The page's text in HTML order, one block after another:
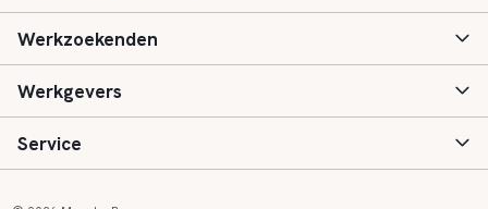
Basisonderwijs
Speciaal (basis) onderwijs
Voortgezet onderwijs
Werkzoekenden
Aanmelden
Vacatures
Werkgevers
Inloggen
Service